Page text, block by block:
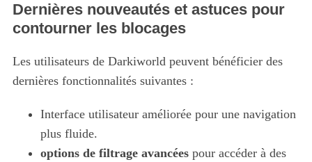
Dernières nouveautés et astuces pour
contourner les blocages
Les utilisateurs de Darkiworld peuvent bénéficier des
dernières fonctionnalités suivantes :
Interface utilisateur améliorée pour une navigation
plus fluide.
options de filtrage avancéespour accéder à des